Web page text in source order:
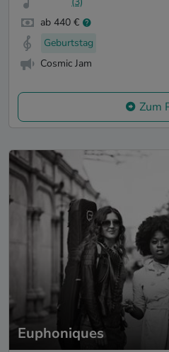
ab 440 €
Geburtstag
Cosmic Jam
Zum
Euphoniques